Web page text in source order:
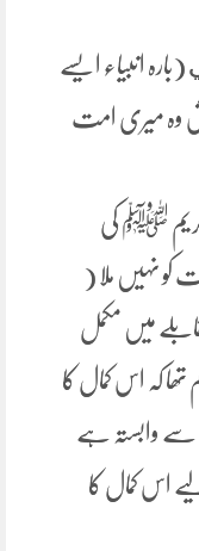
(بارہ انبیاء ایسے
وہ میری امت
کریم ﷺ کی
کو نہیں ملا (
میں مکمل
کہ اس کمال کا
سے وابستہ ہے
اس کمال کا